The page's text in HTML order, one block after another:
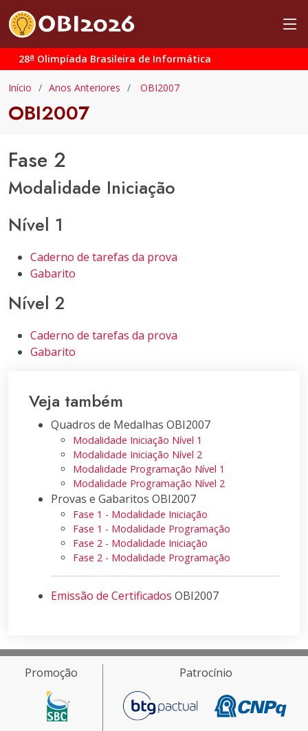
28a Olimpíada Brasileira de Informática
Início Anos Anteriores OBI2007
OBI2007
Fase 2
Modalidade Iniciação
Nível 1
Caderno de tarefas da prova
Gabarito
Nível 2
Caderno de tarefas da prova
Gabarito
Veja também
Quadros de Medalhas OBI2007
Modalidade Iniciação Nível 1
Modalidade Iniciação Nível 2
Modalidade Programação Nível 1
Modalidade Programação Nível 2
Provas e Gabaritos OBI2007
Fase 1 - Modalidade Iniciação
Fase 1 - Modalidade Programação
Fase 2 - Modalidade Iniciação
Fase 2 - Modalidade Programação
Emissão de Certificados OBI2007
Promoção Patrocínio